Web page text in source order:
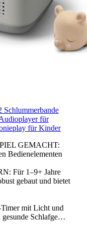
Schlummerbande
für
für Kinder
GEMACHT:
Bedienelementen
Für 1–9+ Jahre
gebaut und bietet
mit Licht und
gesunde Schlafge…